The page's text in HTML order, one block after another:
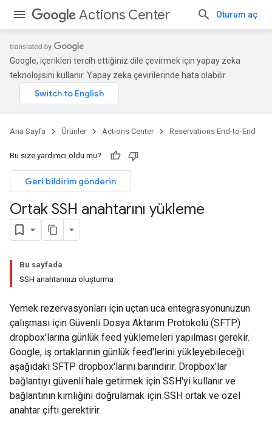
Actions Center Oturum aç
Google, içerikleri tercih ettiğiniz dile çevirmek için yapay zeka
teknolojisini kullanır. Yapay zeka çevirilerinde hata olabilir.
Ana Sayfa Ürünler Actions Center Reservations End-to-End
Bu size yardımcı oldu mu?
Geri bildirim gönderin
Ortak SSH anahtarını yükleme
Bu sayfada
SSH anahtarınızı oluşturma
Yemek rezervasyonları için uçtan uca entegrasyonunuzun
çalışması için Güvenli Dosya Aktarım Protokolü (SFTP)
dropbox'larına günlük feed yüklemeleri yapılması gerekir.
Google, iş ortaklarının günlük feed'lerini yükleyebileceği
aşağıdaki SFTP dropbox'larını barındırır. Dropbox'lar
bağlantıyı güvenli hale getirmek için SSH'yi kullanır ve
bağlantının kimliğini doğrulamak için SSH ortak ve özel
anahtar çifti gerektirir.